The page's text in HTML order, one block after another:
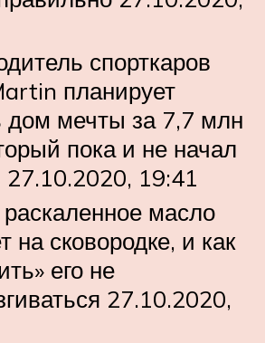
спорткаров
планирует
дом мечты за 7,7 млн
пока и не начал
27.10.2020, 19:41
масло
на сковородке, и как
его не
27.10.2020,